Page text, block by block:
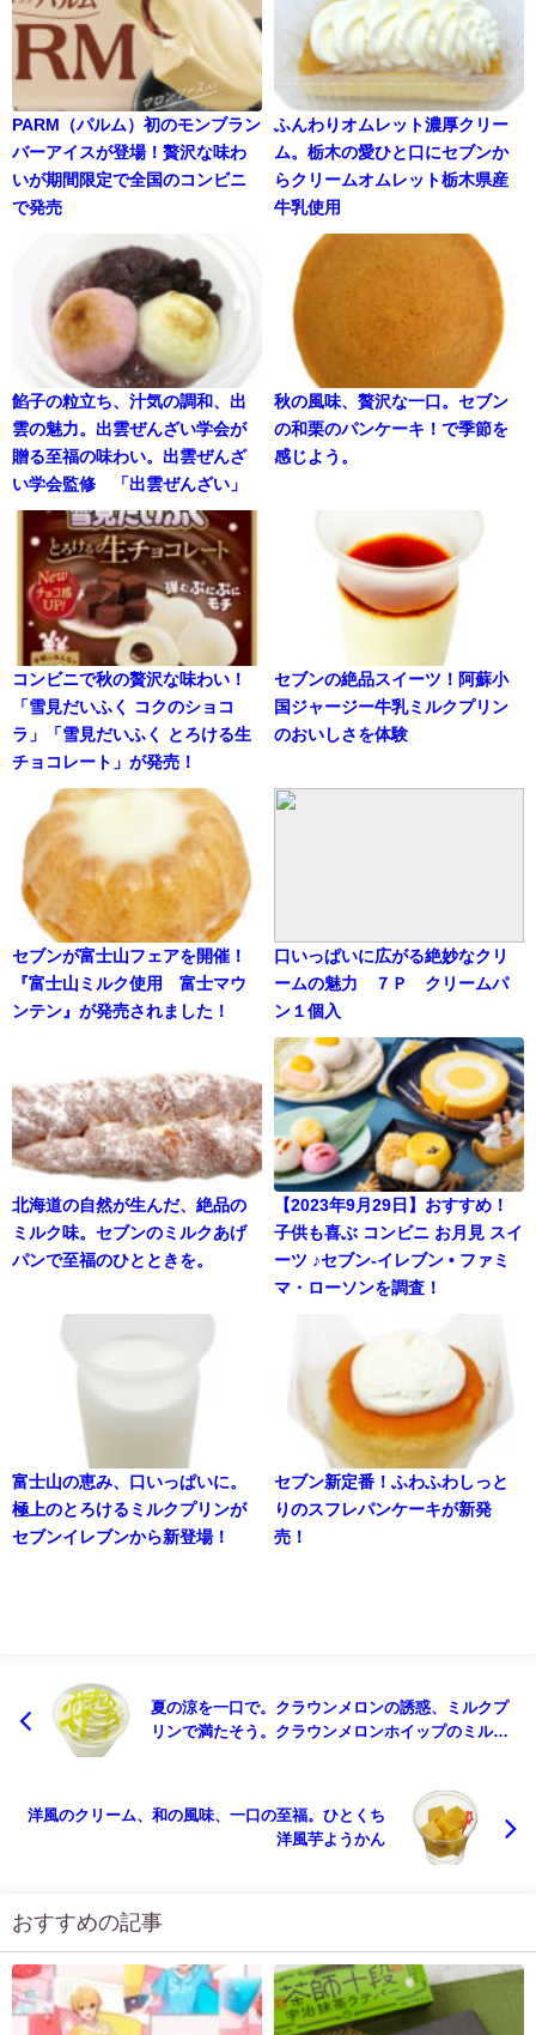
PARM（パルム）初のモンブラン
バーアイスが登場！贅沢な味わ
いが期間限定で全国のコンビニ
で発売
ふんわりオムレット濃厚クリー
ム。栃木の愛ひと口にセブンか
らクリームオムレット栃木県産
牛乳使用
餡子の粒立ち、汁気の調和、出
雲の魅力。出雲ぜんざい学会が
贈る至福の味わい。出雲ぜんざ
い学会監修 「出雲ぜんざい」
秋の風味、贅沢な一口。セブン
の和栗のパンケーキ！で季節を
感じよう。
コンビニで秋の贅沢な味わい！
「雪見だいふく コクのショコ
ラ」「雪見だいふく とろける生
チョコレート」が発売！
セブンの絶品スイーツ！阿蘇小
国ジャージー牛乳ミルクプリン
のおいしさを体験
セブンが富士山フェアを開催！
『富士山ミルク使用 富士マウ
ンテン』が発売されました！
口いっぱいに広がる絶妙なクリ
ームの魅力 ７Ｐ クリームパ
ン１個入
北海道の自然が生んだ、絶品の
ミルク味。セブンのミルクあげ
パンで至福のひとときを。
【2023年9月29日】おすすめ！
子供も喜ぶ コンビニ お月見 スイ
ーツ ♪セブン-イレブン • ファミ
マ・ローソンを調査！
富士山の恵み、口いっぱいに。
極上のとろけるミルクプリンが
セブンイレブンから新登場！
セブン新定番！ふわふわしっと
りのスフレパンケーキが新発
売！
夏の涼を一口で。クラウンメロンの誘惑、ミルクプ
リンで満たそう。クラウンメロンホイップのミルク
洋風のクリーム、和の風味、一口の至福。ひとくち
洋風芋ようかん
おすすめの記事